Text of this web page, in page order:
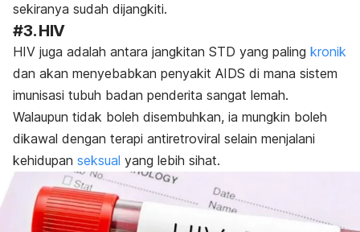
sekiranya sudah dijangkiti.
#3. HIV
HIV juga adalah antara jangkitan STD yang paling kronik
dan akan menyebabkan penyakit AIDS di mana sistem
imunisasi tubuh badan penderita sangat lemah.
Walaupun tidak boleh disembuhkan, ia mungkin boleh
dikawal dengan terapi antiretroviral selain menjalani
kehidupan seksual yang lebih sihat.